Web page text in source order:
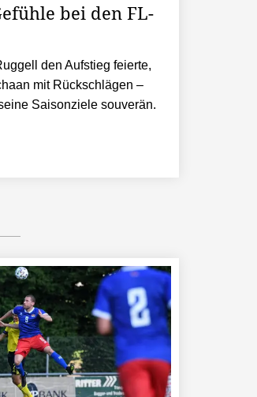
bei den FL-
den Aufstieg feierte,
mit Rückschlägen –
Saisonziele souverän.